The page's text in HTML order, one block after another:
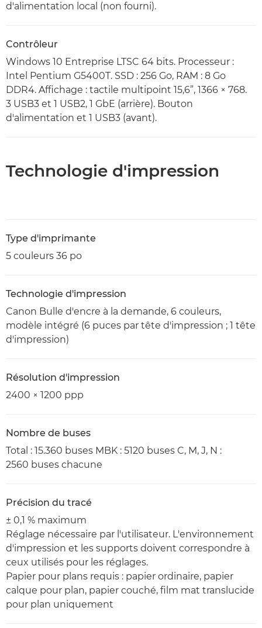
d'alimentation local (non fourni).
Contrôleur
Windows 10 Entreprise LTSC 64 bits. Processeur :
Intel Pentium G5400T. SSD : 256 Go, RAM : 8 Go
DDR4. Affichage : tactile multipoint 15,6”, 1366 × 768.
3 USB3 et 1 USB2, 1 GbE (arrière). Bouton
d'alimentation et 1 USB3 (avant).
Technologie d'impression
Type d'imprimante
5 couleurs 36 po
Technologie d'impression
Canon Bulle d'encre à la demande, 6 couleurs,
modèle intégré (6 puces par tête d'impression ; 1 tête
d'impression)
Résolution d'impression
2400 × 1200 ppp
Nombre de buses
Total : 15.360 buses MBK : 5120 buses C, M, J, N :
2560 buses chacune
Précision du tracé
± 0,1 % maximum
Réglage nécessaire par l'utilisateur. L'environnement
d'impression et les supports doivent correspondre à
ceux utilisés pour les réglages.
Papier pour plans requis : papier ordinaire, papier
calque pour plan, papier couché, film mat translucide
pour plan uniquement